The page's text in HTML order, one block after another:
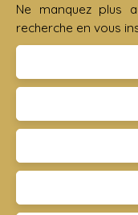
Ne manquez plus
recherche en vous